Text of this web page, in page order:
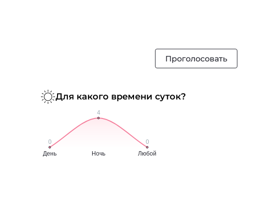
Проголосовать
Для какого времени суток?